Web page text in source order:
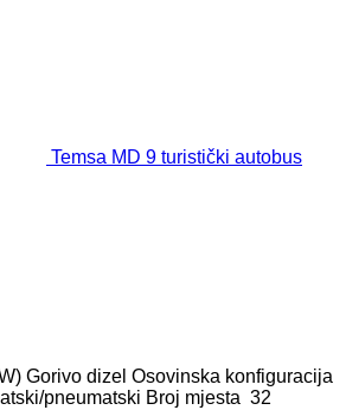
Temsa MD 9 turistički autobus
Gorivo dizel Osovinska konfiguracija
pneumatski Broj mjesta 32